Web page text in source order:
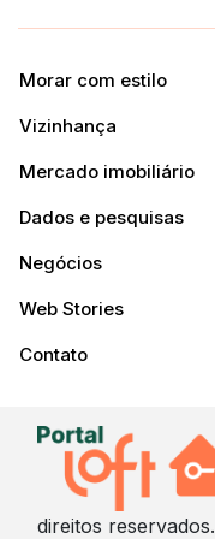
Morar com estilo
Vizinhança
Mercado imobiliário
Dados e pesquisas
Negócios
Web Stories
Contato
direitos reservados.